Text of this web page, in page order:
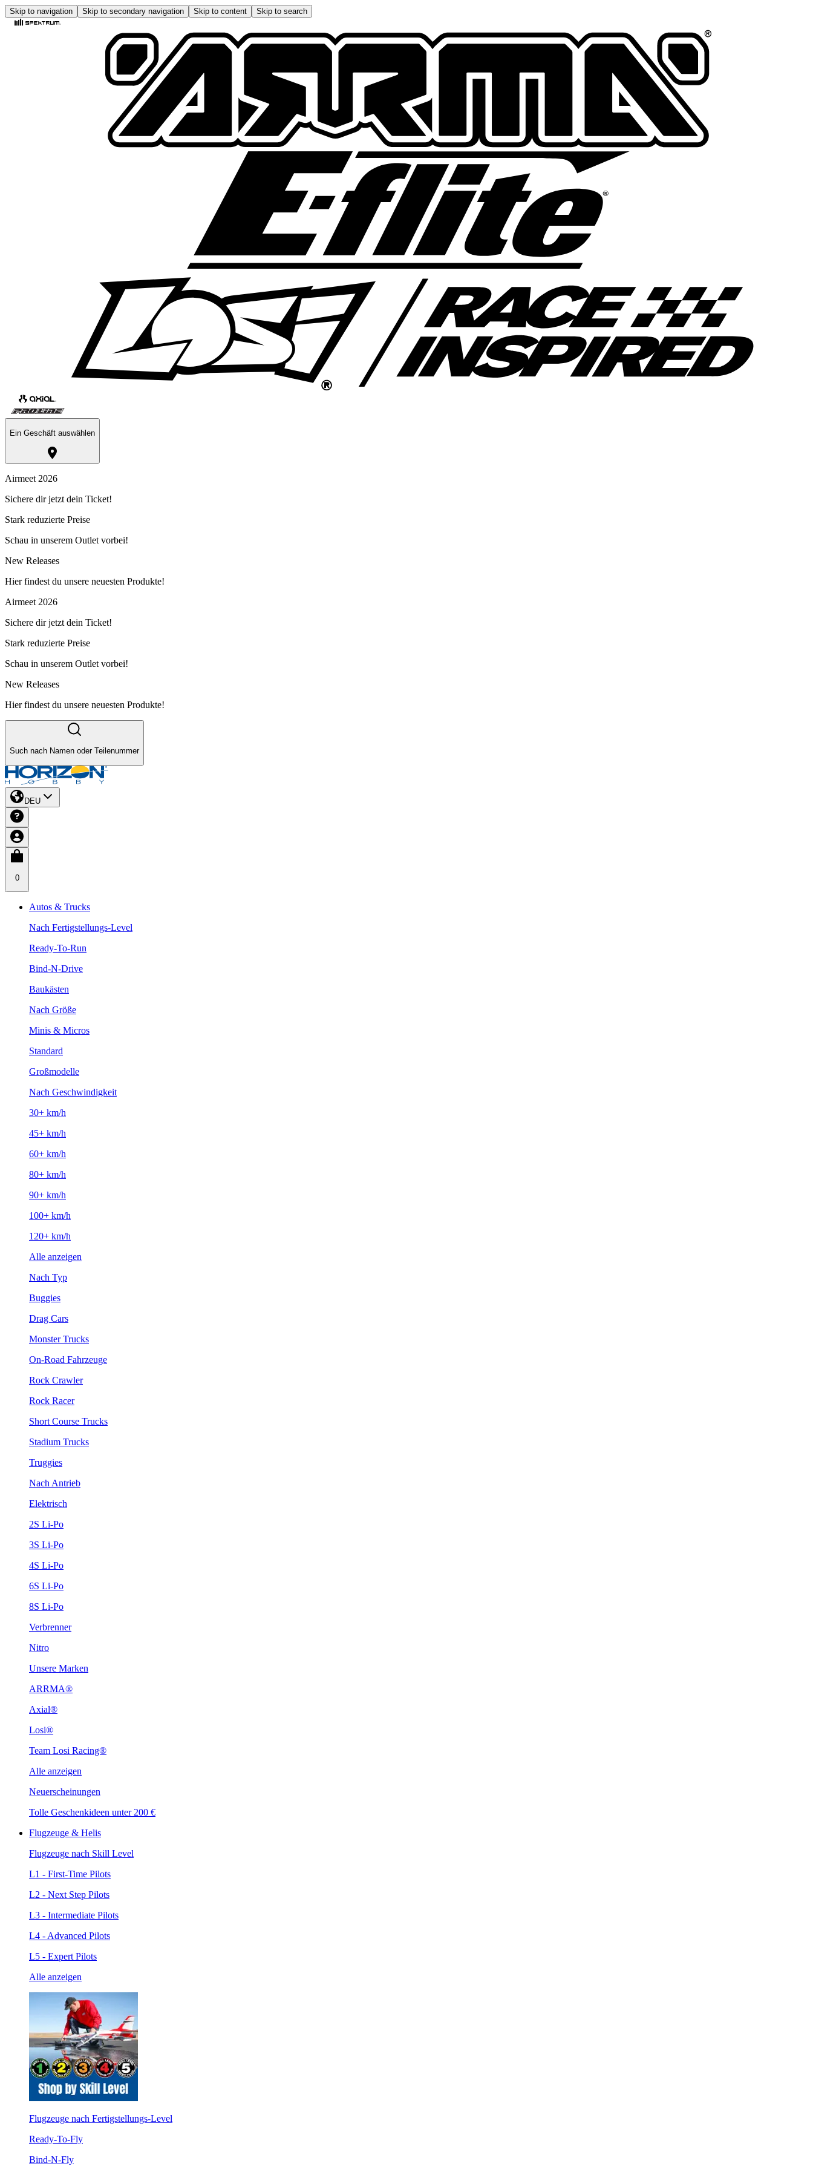
Skip to navigation Skip to secondary navigation Skip to content Skip to search
Ein Geschäft auswählen
Airmeet 2026
Sichere dir jetzt dein Ticket!
Stark reduzierte Preise
Schau in unserem Outlet vorbei!
New Releases
Hier findest du unsere neuesten Produkte!
Airmeet 2026
Sichere dir jetzt dein Ticket!
Stark reduzierte Preise
Schau in unserem Outlet vorbei!
New Releases
Hier findest du unsere neuesten Produkte!
Such nach Namen oder Teilenummer
DEU
0
Autos & Trucks
Nach Fertigstellungs-Level
Ready-To-Run
Bind-N-Drive
Baukästen
Nach Größe
Minis & Micros
Standard
Großmodelle
Nach Geschwindigkeit
30+ km/h
45+ km/h
60+ km/h
80+ km/h
90+ km/h
100+ km/h
120+ km/h
Alle anzeigen
Nach Typ
Buggies
Drag Cars
Monster Trucks
On-Road Fahrzeuge
Rock Crawler
Rock Racer
Short Course Trucks
Stadium Trucks
Truggies
Nach Antrieb
Elektrisch
2S Li-Po
3S Li-Po
4S Li-Po
6S Li-Po
8S Li-Po
Verbrenner
Nitro
Unsere Marken
ARRMA®
Axial®
Losi®
Team Losi Racing®
Alle anzeigen
Neuerscheinungen
Tolle Geschenkideen unter 200 €
Flugzeuge & Helis
Flugzeuge nach Skill Level
L1 - First-Time Pilots
L2 - Next Step Pilots
L3 - Intermediate Pilots
L4 - Advanced Pilots
L5 - Expert Pilots
Alle anzeigen
Flugzeuge nach Fertigstellungs-Level
Ready-To-Fly
Bind-N-Fly